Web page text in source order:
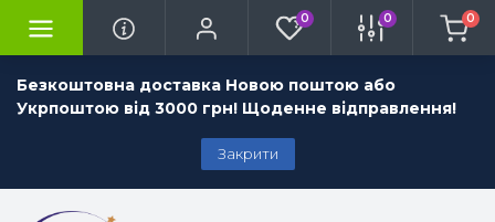
Безкоштовна доставка Новою поштою або
Укрпоштою від 3000 грн! Щоденне відправлення!
Закрити
0 0 0